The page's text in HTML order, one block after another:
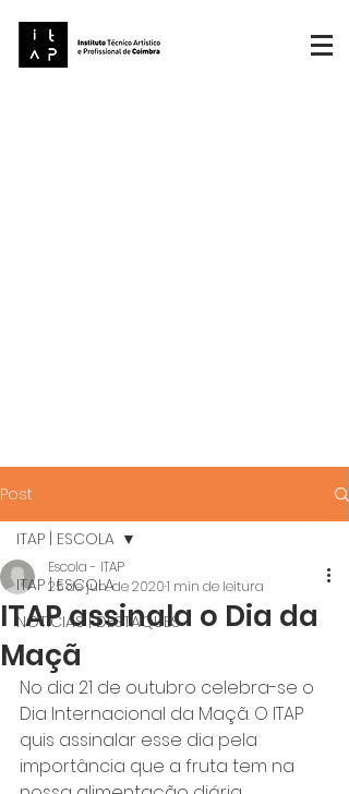
Post
ITAP | ESCOLA
NOTÍCIAS | DESTAQUES
ITAP | ESCOLA
ITAP assinala o Dia da
Maçã
Escola - ITAP
25 de jun. de 20201 min de leitura
No dia 21 de outubro celebra-se o
Dia Internacional da Maçã. O ITAP
quis assinalar esse dia pela
importância que a fruta tem na